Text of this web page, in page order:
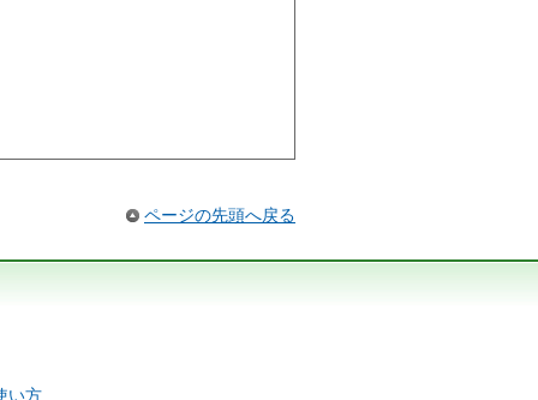
ページの先頭へ戻る
い方